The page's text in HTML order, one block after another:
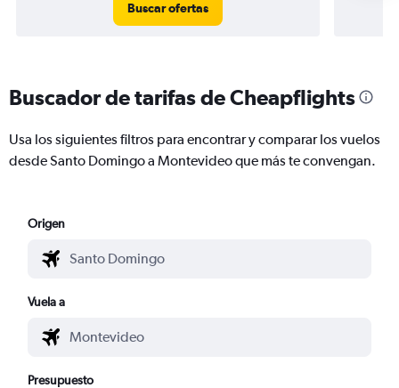
Buscar ofertas
Buscador de tarifas de Cheapflights
Usa los siguientes filtros para encontrar y comparar los vuelos
desde Santo Domingo a Montevideo que más te convengan.
Origen
Vuela a
Presupuesto